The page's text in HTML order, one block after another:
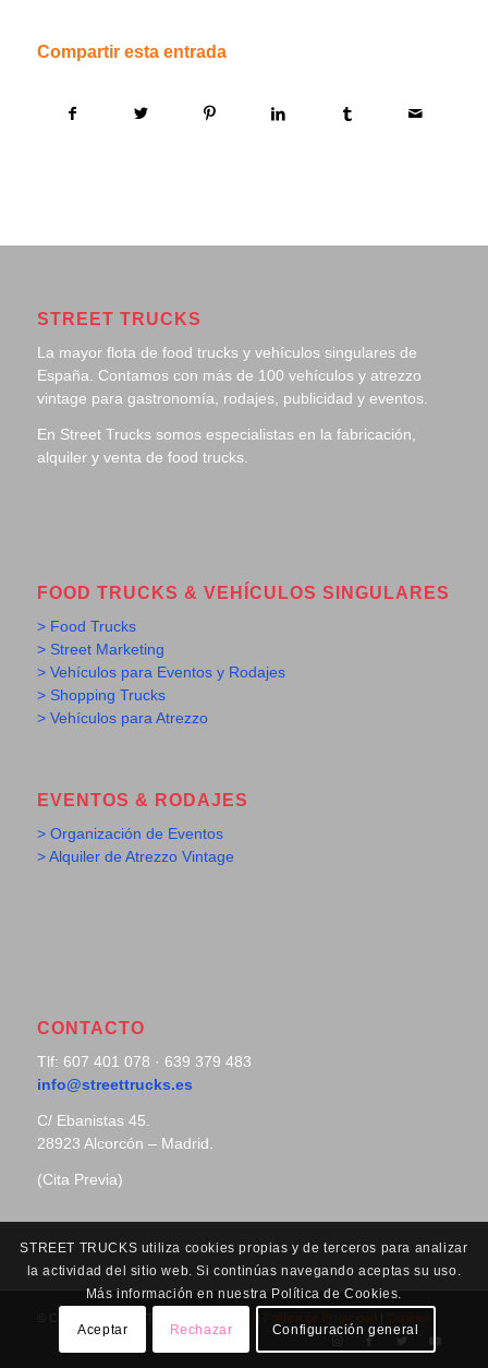
Compartir esta entrada
STREET TRUCKS
La mayor flota de food trucks y vehículos singulares de
España. Contamos con más de 100 vehículos y atrezzo
vintage para gastronomía, rodajes, publicidad y eventos.
En Street Trucks somos especialistas en la fabricación,
alquiler y venta de food trucks.
FOOD TRUCKS & VEHÍCULOS SINGULARES
> Food Trucks
> Street Marketing
> Vehículos para Eventos y Rodajes
> Shopping Trucks
> Vehículos para Atrezzo
EVENTOS & RODAJES
> Organización de Eventos
> Alquiler de Atrezzo Vintage
CONTACTO
Tlf: 607 401 078 · 639 379 483
info@streettrucks.es
C/ Ebanistas 45.
28923 Alcorcón – Madrid.
(Cita Previa)
STREET TRUCKS utiliza cookies propias y de terceros para analizar
la actividad del sitio web. Si continúas navegando aceptas su uso.
Más información en nuestra Política de Cookies.
Aceptar Rechazar Configuración general